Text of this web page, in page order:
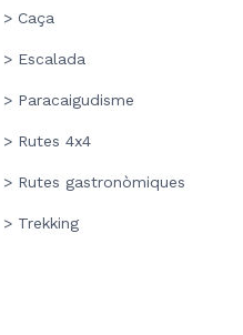
> Caça
> Escalada
> Paracaigudisme
> Rutes 4x4
> Rutes gastronòmiques
> Trekking